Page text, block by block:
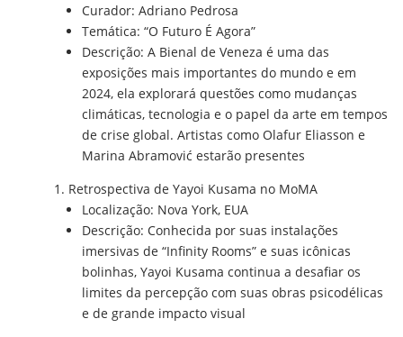
Curador: Adriano Pedrosa
Temática: “O Futuro É Agora”
Descrição: A Bienal de Veneza é uma das
exposições mais importantes do mundo e em
2024, ela explorará questões como mudanças
climáticas, tecnologia e o papel da arte em tempos
de crise global. Artistas como Olafur Eliasson e
Marina Abramović estarão presentes
Retrospectiva de Yayoi Kusama no MoMA
Localização: Nova York, EUA
Descrição: Conhecida por suas instalações
imersivas de “Infinity Rooms” e suas icônicas
bolinhas, Yayoi Kusama continua a desafiar os
limites da percepção com suas obras psicodélicas
e de grande impacto visual